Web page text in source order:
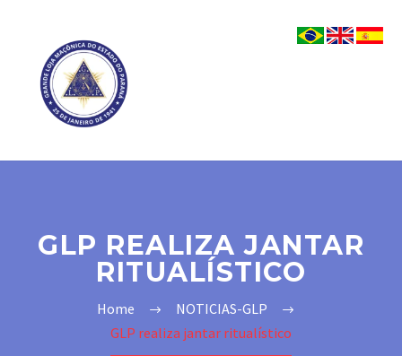
GLP REALIZA JANTAR
RITUALÍSTICO
Home
NOTICIAS-GLP
GLP realiza jantar ritualístico